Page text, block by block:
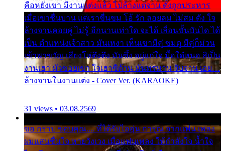
คือหยังเขา มีงานแต่งแล้ว ไปล้างแต่จาน ดั่งถูกประหาร
เมื่อเขาชื่นบาน แต่เราขื่นขม โอ้ รัก ลอยลม ไม่สม ดัง ใจ
ล้างจานคอยคู่ ไม่รู้ อีกนานเท่าใด จะได้ เลื่อนขั้นบันได ได้
เป็น ตำแหน่งเจ้าสาว มันเหงา เห็นเขามีคู่ ซมดู มีคู่ก็ม่วน
เข้าพาขวัญ เสียงโห่ตึงตึง มันซึ้ง อยู่แก่ใจ มื้อใด๋หนอ สิเป็น
งานเฮา มัวซอยเขา ใจเฮาซิด้าน มันทรมาน จับจาน เอย…
ล้างจานในงานแต่ง - Cover Ver. (KARAOKE)
31 views • 03.08.2569
ขอ กราบ ขอบคุณ.... ที่ได้รับไออุ่น การุณ จากแฟน เพลง
ผมแสนชื่นใจ หายวังเวง เมื่อแฟนเพลง ให้กำลังใจ น้ำใจ